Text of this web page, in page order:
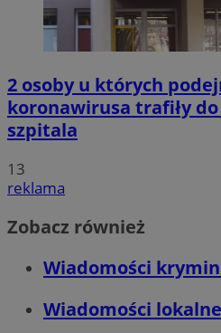
2 osoby u których
koronawirusa trafiły
szpitala
13
reklama
Zobacz również
Wiadomości
Wiadomości lokalne